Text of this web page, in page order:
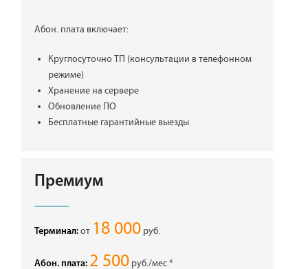
Абон. плата включает:
Круглосуточно ТП (консультации в телефонном
режиме)
Хранение на сервере
Обновление ПО
Бесплатные гарантийные выезды
Премиум
Терминал: от 18 000 руб.
Абон. плата: 2 500 руб./мес.*